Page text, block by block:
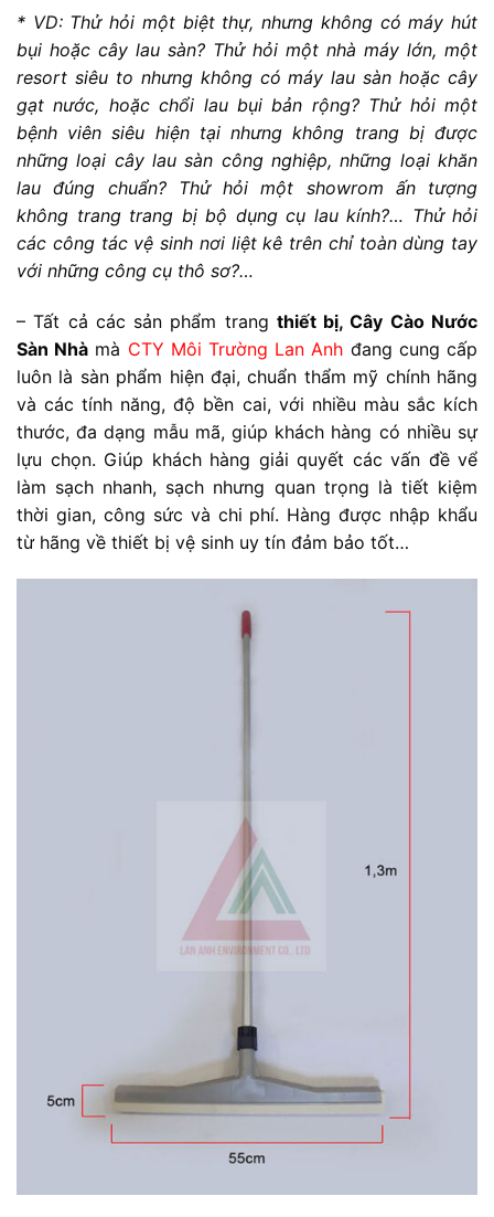
* VD: Thử hỏi một biệt thự, nhưng không có máy hút
bụi hoặc cây lau sàn? Thử hỏi một nhà máy lớn, một
resort siêu to nhưng không có máy lau sàn hoặc cây
gạt nước, hoặc chổi lau bụi bản rộng? Thử hỏi một
bệnh viên siêu hiện tại nhưng không trang bị được
những loại cây lau sàn công nghiệp, những loại khăn
lau đúng chuẩn? Thử hỏi một showrom ấn tượng
không trang trang bị bộ dụng cụ lau kính?… Thử hỏi
các công tác vệ sinh nơi liệt kê trên chỉ toàn dùng tay
với những công cụ thô sơ?…
– Tất cả các sản phẩm trang thiết bị, Cây Cào Nước
Sàn Nhà mà CTY Môi Trường Lan Anh đang cung cấp
luôn là sàn phẩm hiện đại, chuẩn thẩm mỹ chính hãng
và các tính năng, độ bền cai, với nhiều màu sắc kích
thước, đa dạng mẫu mã, giúp khách hàng có nhiều sự
lựu chọn. Giúp khách hàng giải quyết các vấn đề vể
làm sạch nhanh, sạch nhưng quan trọng là tiết kiệm
thời gian, công sức và chi phí. Hàng được nhập khẩu
từ hãng về thiết bị vệ sinh uy tín đảm bảo tốt…